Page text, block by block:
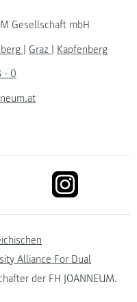
Gesellschaft mbH
| Graz | Kapfenberg
- 0
Alliance For Dual
der FH JOANNEUM.